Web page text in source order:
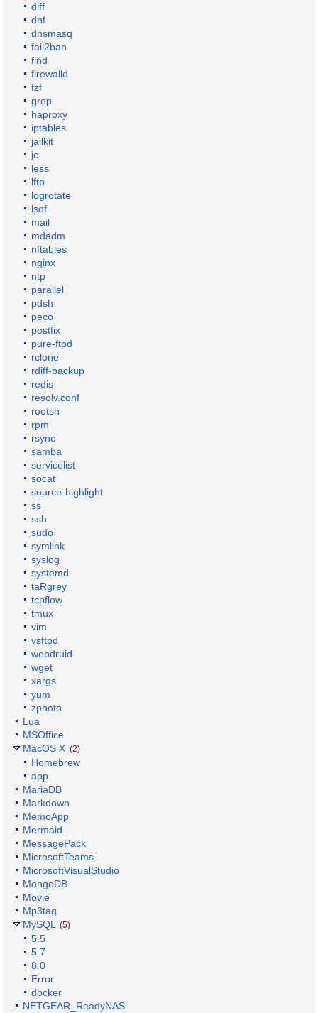
diff
dnf
dnsmasq
fail2ban
find
firewalld
fzf
grep
haproxy
iptables
jailkit
jc
less
lftp
logrotate
lsof
mail
mdadm
nftables
nginx
ntp
parallel
pdsh
peco
postfix
pure-ftpd
rclone
rdiff-backup
redis
resolv.conf
rootsh
rpm
rsync
samba
servicelist
socat
source-highlight
ss
ssh
sudo
symlink
syslog
systemd
taRgrey
tcpflow
tmux
vim
vsftpd
webdruid
wget
xargs
yum
zphoto
Lua
MSOffice
MacOS X (2)
Homebrew
app
MariaDB
Markdown
MemoApp
Mermaid
MessagePack
MicrosoftTeams
MicrosoftVisualStudio
MongoDB
Movie
Mp3tag
MySQL (5)
5.5
5.7
8.0
Error
docker
NETGEAR_ReadyNAS